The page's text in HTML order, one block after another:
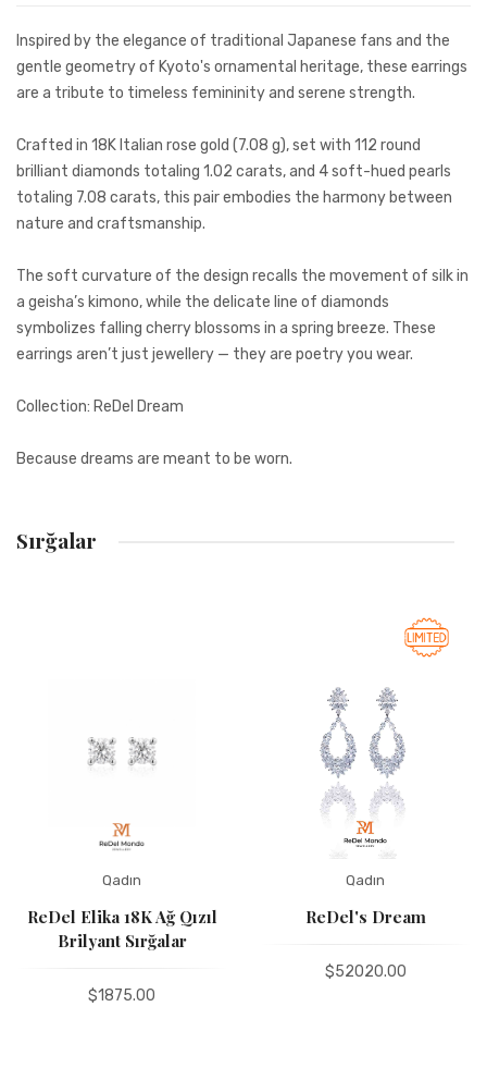
Inspired by the elegance of traditional Japanese fans and the
gentle geometry of Kyoto's ornamental heritage, these earrings
are a tribute to timeless femininity and serene strength.
Crafted in 18K Italian rose gold (7.08 g), set with 112 round
brilliant diamonds totaling 1.02 carats, and 4 soft-hued pearls
totaling 7.08 carats, this pair embodies the harmony between
nature and craftsmanship.
The soft curvature of the design recalls the movement of silk in
a geisha’s kimono, while the delicate line of diamonds
symbolizes falling cherry blossoms in a spring breeze. These
earrings aren’t just jewellery — they are poetry you wear.
Collection: ReDel Dream
Because dreams are meant to be worn.
Bütün yerlər mütləq doldurulmalıdır
Е-poçt
Sırğalar
Qadın
ReDel Elika 18K Ağ Qızıl
Brilyant Sırğalar
$1875.00
Qadın
ReDel's Dream
$52020.00